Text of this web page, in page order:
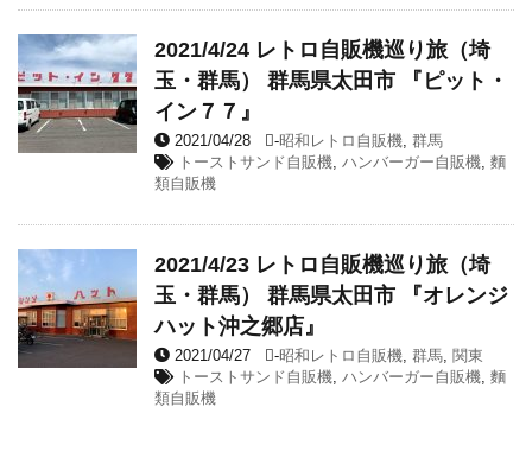
2021/4/24 レトロ自販機巡り旅（埼
玉・群馬） 群馬県太田市 『ピット・
イン７７』
2021/04/28 -昭和レトロ自販機, 群馬
トーストサンド自販機, ハンバーガー自販機, 麵
類自販機
2021/4/23 レトロ自販機巡り旅（埼
玉・群馬） 群馬県太田市 『オレンジ
ハット沖之郷店』
2021/04/27 -昭和レトロ自販機, 群馬, 関東
トーストサンド自販機, ハンバーガー自販機, 麵
類自販機